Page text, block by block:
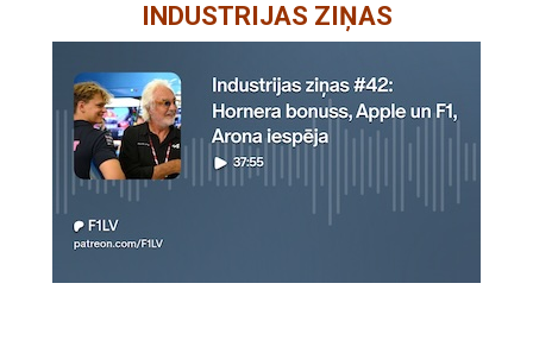
INDUSTRIJAS ZIŅAS